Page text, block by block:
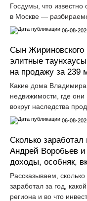
Госдумы, что
в Москве —
06-08-
Сын Жириновского
элитные
на продажу за 239
Какие дома
недвижимости, где они
вокруг наследства
06-08-
Сколько
Андрей Воробьев
доходы, особняк,
Рассказываем,
заработал за год,
региона и во что